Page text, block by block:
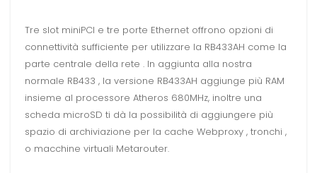
Tre slot miniPCI e tre porte Ethernet offrono opzioni di
connettività sufficiente per utilizzare la RB433AH come la
parte centrale della rete . In aggiunta alla nostra
normale RB433 , la versione RB433AH aggiunge più RAM
insieme al processore Atheros 680MHz, inoltre una
scheda microSD ti dà la possibilità di aggiungere più
spazio di archiviazione per la cache Webproxy , tronchi ,
o macchine virtuali Metarouter.